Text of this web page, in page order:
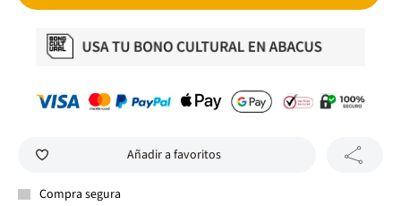
Añadir a favoritos
Compra segura